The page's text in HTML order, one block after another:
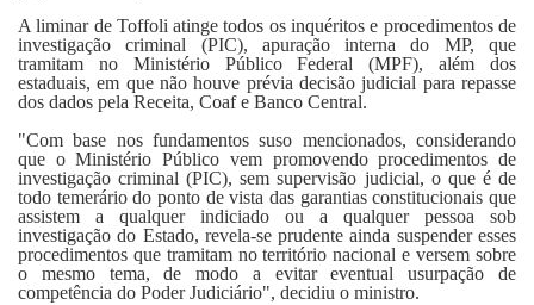
A liminar de Toffoli atinge todos os inquéritos e procedimentos de
investigação criminal (PIC), apuração interna do MP, que
tramitam no Ministério Público Federal (MPF), além dos
estaduais, em que não houve prévia decisão judicial para repasse
dos dados pela Receita, Coaf e Banco Central.
"Com base nos fundamentos suso mencionados, considerando
que o Ministério Público vem promovendo procedimentos de
investigação criminal (PIC), sem supervisão judicial, o que é de
todo temerário do ponto de vista das garantias constitucionais que
assistem a qualquer indiciado ou a qualquer pessoa sob
investigação do Estado, revela-se prudente ainda suspender esses
procedimentos que tramitam no território nacional e versem sobre
o mesmo tema, de modo a evitar eventual usurpação de
competência do Poder Judiciário", decidiu o ministro.